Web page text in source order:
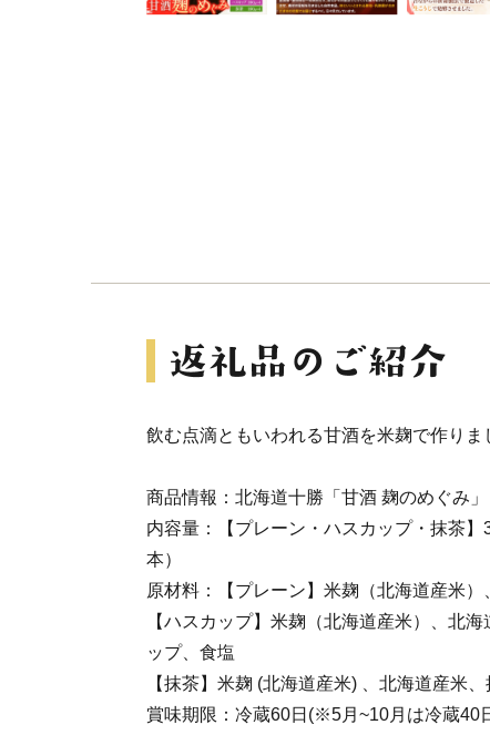
飲む点滴ともいわれる甘酒を米麹で作りま
商品情報：北海道十勝「甘酒 麹のめぐみ」
内容量：【プレーン・ハスカップ・抹茶
本）
原材料：【プレーン】米麹（北海道産米）
【ハスカップ】米麹（北海道産米）、北
ップ、食塩
【抹茶】米麹 (北海道産米) 、北海道産米
賞味期限：冷蔵60日(※5月~10月は冷蔵40